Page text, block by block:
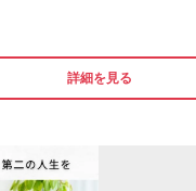
詳細を見る